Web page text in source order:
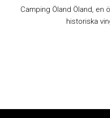
Camping Öland Öland,
historiska